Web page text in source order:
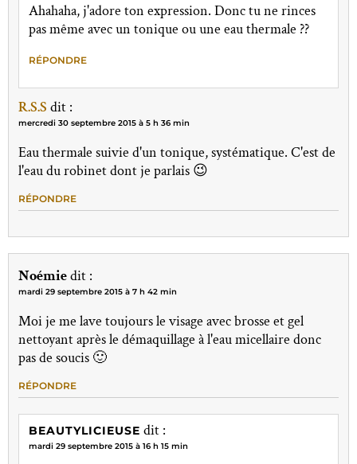
Ahahaha, j'adore ton expression. Donc tu ne rinces
pas même avec un tonique ou une eau thermale ??
RÉPONDRE
R.S.S dit :
mercredi 30 septembre 2015 à 5 h 36 min
Eau thermale suivie d'un tonique, systématique. C'est de
l'eau du robinet dont je parlais 😉
RÉPONDRE
Noémiedit :
mardi 29 septembre 2015 à 7 h 42 min
Moi je me lave toujours le visage avec brosse et gel
nettoyant après le démaquillage à l'eau micellaire donc
pas de soucis 🙂
RÉPONDRE
BEAUTYLICIEUSE dit :
mardi 29 septembre 2015 à 16 h 15 min